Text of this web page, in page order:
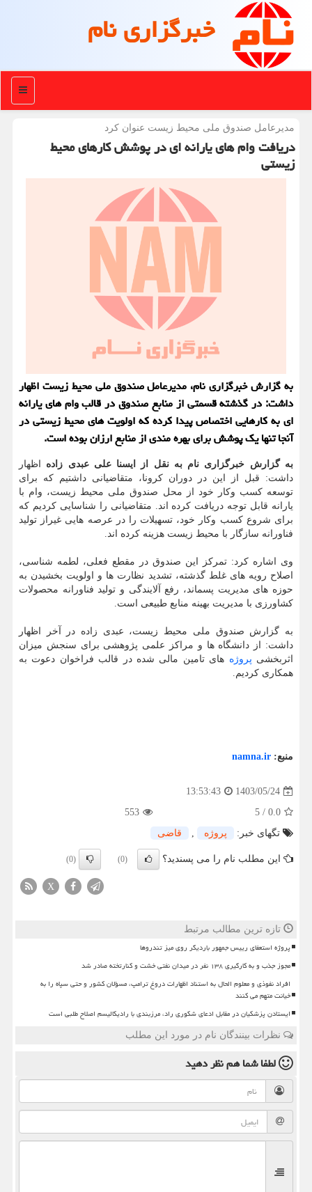
خبرگزاری نام
منو
مدیرعامل صندوق ملی محیط زیست عنوان كرد
دریافت وام های یارانه ای در پوشش کارهای محیط
زیستی
به گزارش خبرگزاری نام، مدیرعامل صندوق ملی محیط زیست اظهار
داشت: در گذشته قسمتی از منابع صندوق در قالب وام های یارانه
ای به کارهایی اختصاص پیدا کرده که اولویت های محیط زیستی در
آنجا تنها یک پوشش برای بهره ‎مندی از منابع ارزان بوده است.
به گزارش خبرگزاری نام به نقل از ایسنا علی عبدی زاده اظهار
داشت: قبل از این در دوران کرونا، متقاضیانی داشتیم که برای
توسعه کسب وکار خود از محل صندوق ملی محیط زیست، وام با
یارانه قابل توجه دریافت کرده اند. متقاضیانی را شناسایی کردیم که
برای شروع کسب وکار خود، تسهیلات را در عرصه هایی غیراز تولید
فناورانه سازگار با محیط زیست هزینه کرده اند.
وی اشاره کرد: تمرکز این صندوق در مقطع فعلی، لطمه شناسی،
اصلاح رویه های غلط گذشته، تشدید نظارت ها و اولویت بخشیدن به
حوزه های مدیریت پسماند، رفع آلایندگی و تولید فناورانه محصولات
کشاورزی با مدیریت بهینه منابع طبیعی است.
به گزارش صندوق ملی محیط زیست، عبدی زاده در آخر اظهار
داشت: از دانشگاه ها و مراکز علمی پژوهشی برای سنجش میزان
اثربخشی پروژه های تامین مالی شده در قالب فراخوان دعوت به
همکاری کردیم.
منبع: namna.ir
1403/05/24
13:53:43
0.0
/
5
553
تگهای خبر:
پروژه , قاضی
این مطلب نام را می پسندید؟ (0)
(0)
X
تازه ترین مطالب مرتبط
پروژه استعفای رییس جمهور باردیگر روی میز تندروها
مجوز جذب و به کارگیری ۱۳۸ نفر در میدان نفتی خشت و کنارتخته صادر شد
افراد نفوذی و معلوم الحال به استناد اظهارات دروغ ترامپ، مسؤلان کشور و حتی سپاه را به
خیانت متهم می کنند
ایستادن پزشکیان در مقابل ادعای شکوری راد، مرزبندی با رادیکالیسم اصلاح طلبی است
نظرات بینندگان نام در مورد این مطلب
لطفا شما همنظر دهید